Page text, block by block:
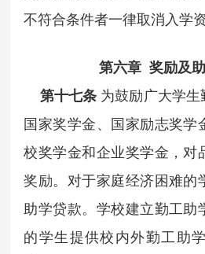
不符合条件者一律取消入学
第六章 奖励及
第十七条 为鼓励广大学
国家奖学金、国家励志奖学
校奖学金和企业奖学金，对
奖励。对于家庭经济困难的
助学贷款。学校建立勤工助
的学生提供校内外勤工助